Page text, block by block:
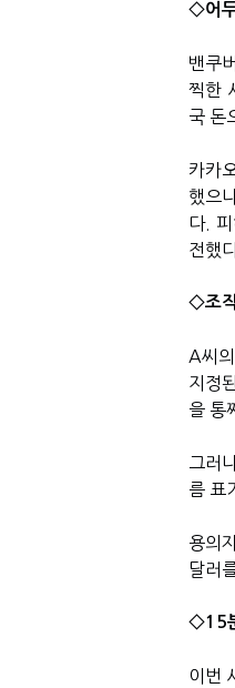
◇어두
밴쿠
찍한
국 돈
카카
했으
다.
전했
◇조작
A씨
지정
을 통
그러
름 표
용의
달러
◇15
이번